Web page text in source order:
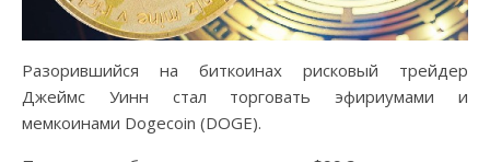
Разорившийся на биткоинах рисковый трейдер
Джеймс Уинн стал торговать эфириумами и
мемкоинами Dogecoin (DOGE).